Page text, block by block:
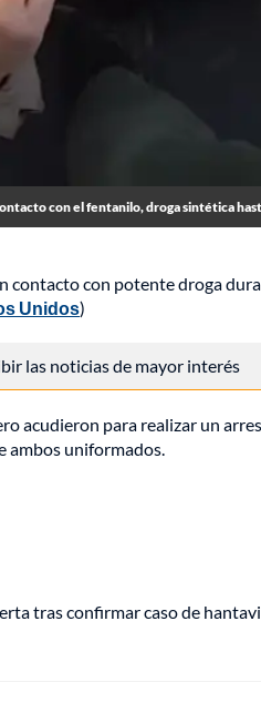
con el fentanilo, droga sintética
contacto con potente droga
Unidos)
las noticias de mayor interés
acudieron para realizar un
ambos uniformados.
tras confirmar caso de